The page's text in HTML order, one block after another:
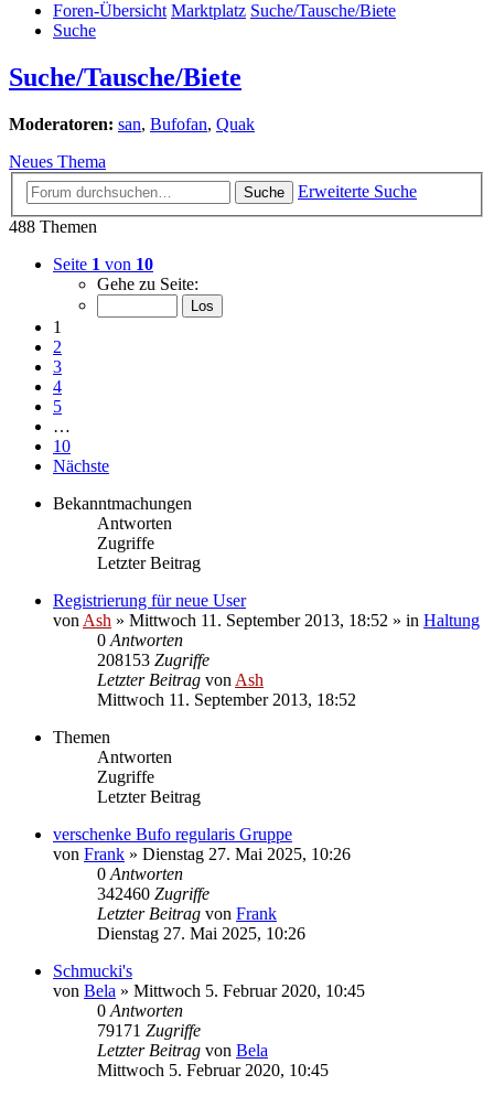
Foren-Übersicht Marktplatz Suche/Tausche/Biete
Suche
Suche/Tausche/Biete
Moderatoren: san, Bufofan, Quak
Neues Thema
Suche
Erweiterte Suche
488 Themen
Seite 1 von 10
Gehe zu Seite:
1
2
3
4
5
…
10
Nächste
Bekanntmachungen
Antworten
Zugriffe
Letzter Beitrag
Registrierung für neue User
von Ash » Mittwoch 11. September 2013, 18:52 » in Haltung
0 Antworten
208153 Zugriffe
Letzter Beitrag von Ash
Mittwoch 11. September 2013, 18:52
Themen
Antworten
Zugriffe
Letzter Beitrag
verschenke Bufo regularis Gruppe
von Frank » Dienstag 27. Mai 2025, 10:26
0 Antworten
342460 Zugriffe
Letzter Beitrag von Frank
Dienstag 27. Mai 2025, 10:26
Schmucki's
von Bela » Mittwoch 5. Februar 2020, 10:45
0 Antworten
79171 Zugriffe
Letzter Beitrag von Bela
Mittwoch 5. Februar 2020, 10:45